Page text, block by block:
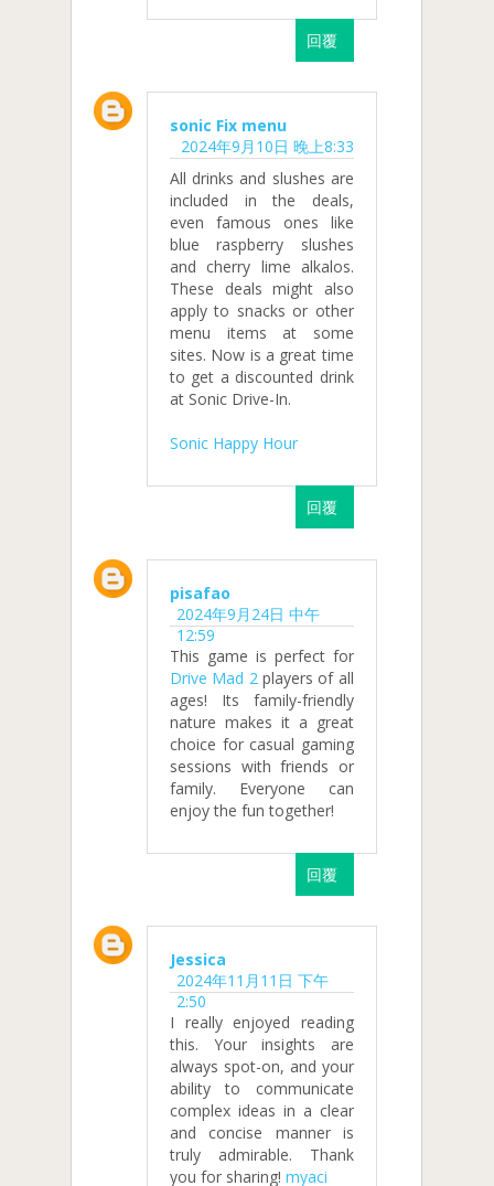
回覆
sonic Fix menu
2024年9月10日 晚上8:33
All drinks and slushes are
included in the deals,
even famous ones like
blue raspberry slushes
and cherry lime alkalos.
These deals might also
apply to snacks or other
menu items at some
sites. Now is a great time
to get a discounted drink
at Sonic Drive-In.
Sonic Happy Hour
回覆
pisafao
2024年9月24日 中午
12:59
This game is perfect for
Drive Mad 2 players of all
ages! Its family-friendly
nature makes it a great
choice for casual gaming
sessions with friends or
family. Everyone can
enjoy the fun together!
回覆
Jessica
2024年11月11日 下午
2:50
I really enjoyed reading
this. Your insights are
always spot-on, and your
ability to communicate
complex ideas in a clear
and concise manner is
truly admirable. Thank
you for sharing! myaci